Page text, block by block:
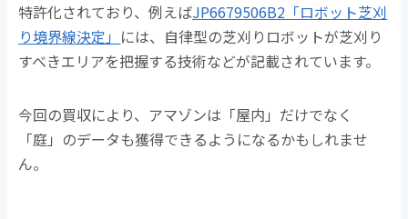
特許化されており、例えばJP6679506B2「ロボット芝刈
り境界線決定」 には、自律型の芝刈りロボットが芝刈り
すべきエリアを把握する技術などが記載されています。
今回の買収により、アマゾンは「屋内」だけでなく
「庭」のデータも獲得できるようになるかもしれませ
ん。